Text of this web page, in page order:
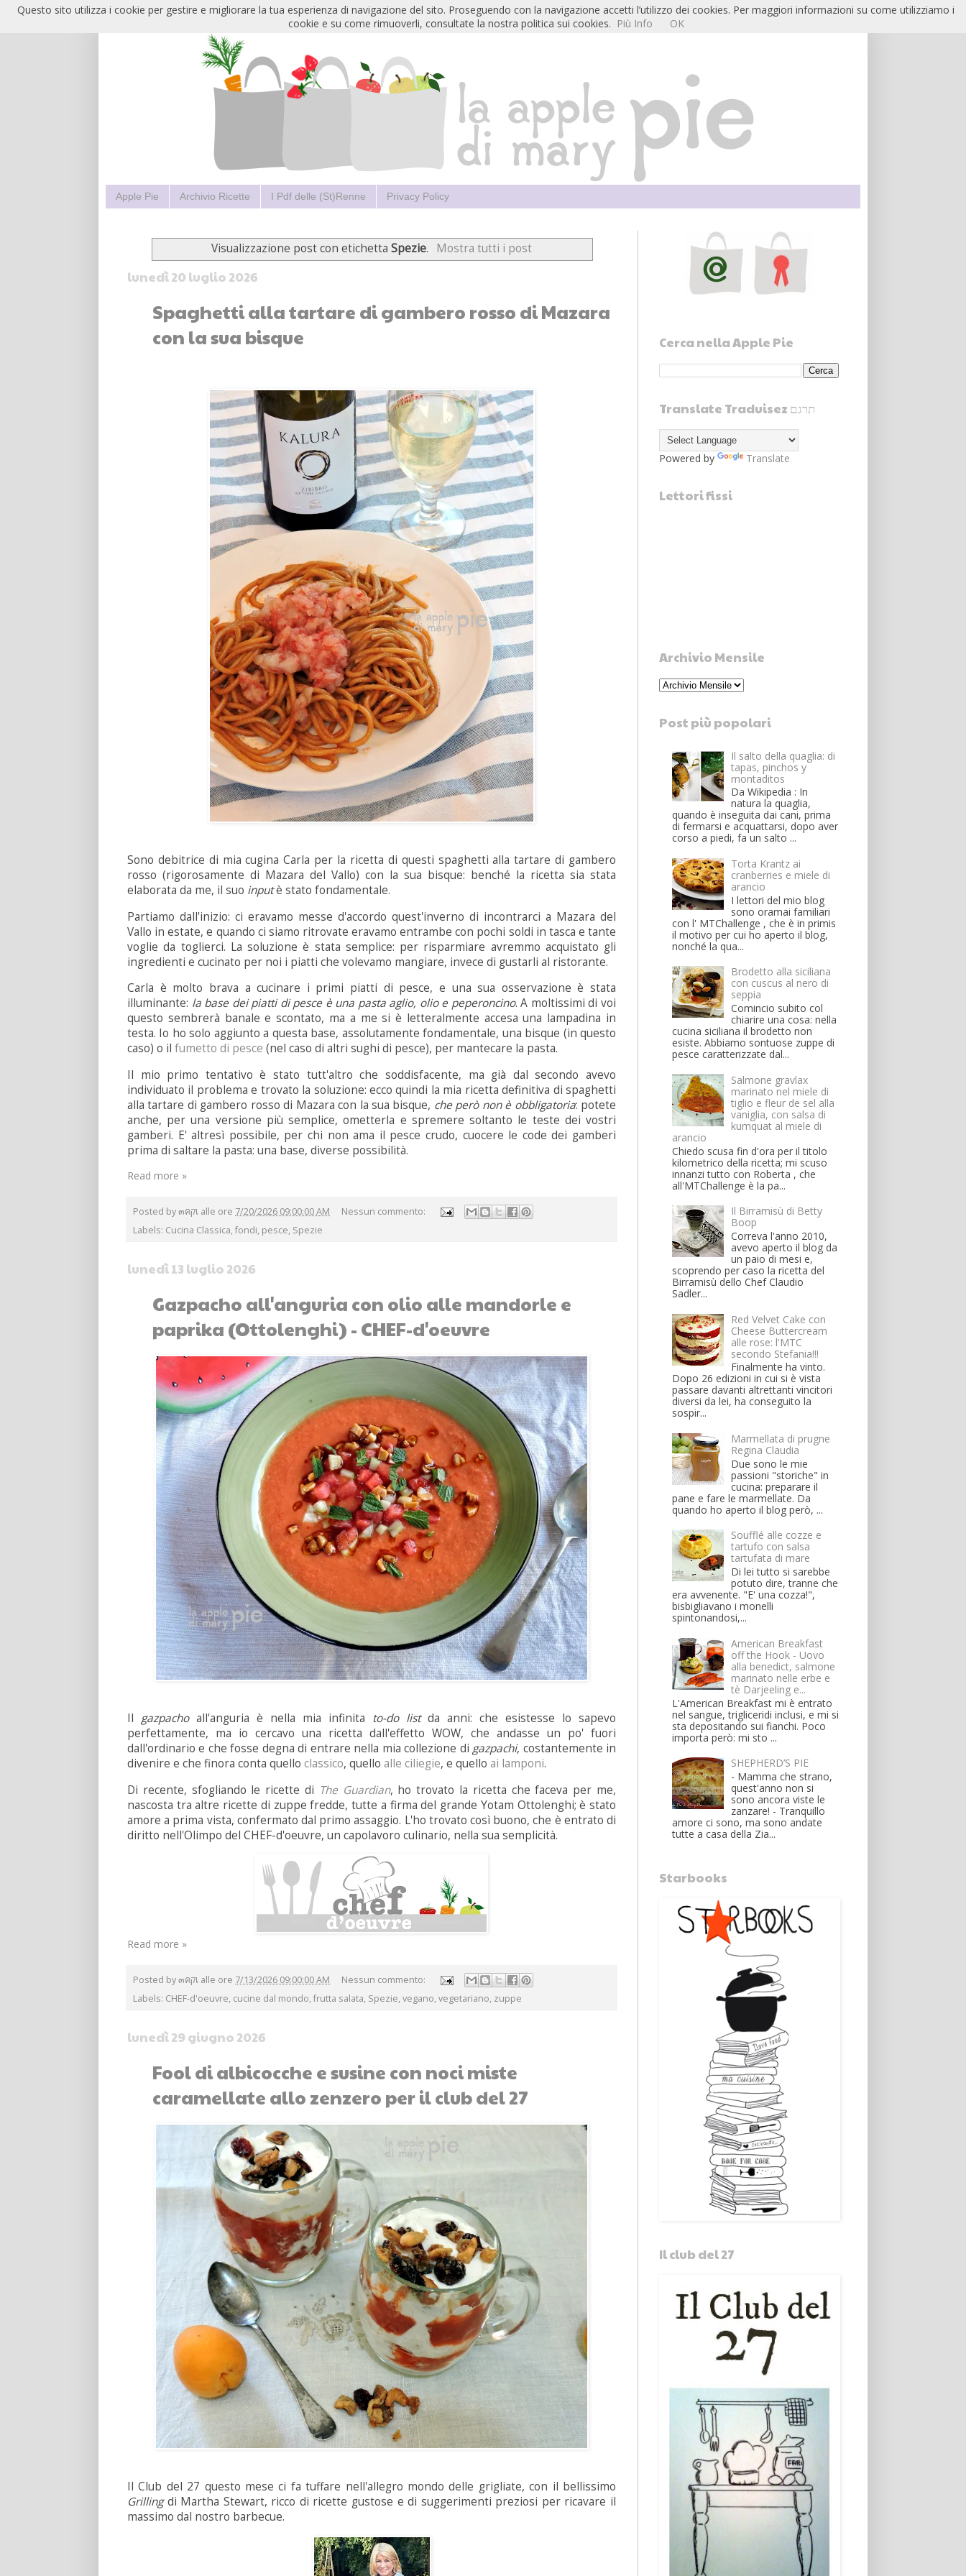
Apple Pie Archivio Ricette I Pdf delle (St)Renne Privacy Policy
Visualizzazione post con etichettaSpezie. Mostra tutti i post
lunedì 20 luglio 2026
Spaghetti alla tartare di gambero rosso di Mazara
con la sua bisque
Sono debitrice di mia cugina Carla per la ricetta di questi spaghetti alla tartare di gambero
rosso (rigorosamente di Mazara del Vallo) con la sua bisque: benché la ricetta sia stata
elaborata da me, il suo inputè stato fondamentale.
Partiamo dall'inizio: ci eravamo messe d'accordo quest'inverno di incontrarci a Mazara del
Vallo in estate, e quando ci siamo ritrovate eravamo entrambe con pochi soldi in tasca e tante
voglie da toglierci. La soluzione è stata semplice: per risparmiare avremmo acquistato gli
ingredienti e cucinato per noi i piatti che volevamo mangiare, invece di gustarli al ristorante.
Carla è molto brava a cucinare i primi piatti di pesce, e una sua osservazione è stata
illuminante: la base dei piatti di pesce è una pasta aglio, olio e peperoncino. A moltissimi di voi
questo sembrerà banale e scontato, ma a me si è letteralmente accesa una lampadina in
testa. Io ho solo aggiunto a questa base, assolutamente fondamentale, una bisque (in questo
caso) o il fumetto di pesce (nel caso di altri sughi di pesce), per mantecare la pasta.
Il mio primo tentativo è stato tutt'altro che soddisfacente, ma già dal secondo avevo
individuato il problema e trovato la soluzione: ecco quindi la mia ricetta definitiva di spaghetti
alla tartare di gambero rosso di Mazara con la sua bisque, che però non è obbligatoria: potete
anche, per una versione più semplice, ometterla e spremere soltanto le teste dei vostri
gamberi. E' altresì possibile, per chi non ama il pesce crudo, cuocere le code dei gamberi
prima di saltare la pasta: una base, diverse possibilità.
Read more »
Posted by ๓คקเ alle ore 7/20/2026 09:00:00 AM
Nessun commento:
Labels: Cucina Classica, fondi, pesce, Spezie
lunedì 13 luglio 2026
Gazpacho all'anguria con olio alle mandorle e
paprika (Ottolenghi) - CHEF-d'oeuvre
Il gazpachoall'anguria è nella mia infinita to-do listda anni: che esistesse lo sapevo
perfettamente, ma io cercavo una ricetta dall'effetto WOW, che andasse un po' fuori
dall'ordinario e che fosse degna di entrare nella mia collezione digazpachi, costantemente in
divenire e che finora conta quello classico, quello alle ciliegie, e quello ai lamponi.
Di recente, sfogliando le ricette di The Guardian, ho trovato la ricetta che faceva per me,
nascosta tra altre ricette di zuppe fredde, tutte a firma del grande Yotam Ottolenghi; è stato
amore a prima vista, confermato dal primo assaggio. L'ho trovato così buono, che è entrato di
diritto nell'Olimpo del CHEF-d'oeuvre, un capolavoro culinario, nella sua semplicità.
Read more »
Posted by ๓คקเ alle ore 7/13/2026 09:00:00 AM
Nessun commento:
Labels: CHEF-d'oeuvre, cucine dal mondo, frutta salata, Spezie, vegano, vegetariano, zuppe
lunedì 29 giugno 2026
Fool di albicocche e susine con noci miste
caramellate allo zenzero per il club del 27
Il Club del 27 questo mese ci fa tuffare nell'allegro mondo delle grigliate, con il bellissimo
Grillingdi Martha Stewart, ricco di ricette gustose e di suggerimenti preziosi per ricavare il
massimo dal nostro barbecue.
Cerca nella Apple Pie
Translate Traduisez תרגם
Powered by Translate
Lettori fissi
Archivio Mensile
Post più popolari
Il salto della quaglia: di
tapas, pinchos y
montaditos
Da Wikipedia : In
natura la quaglia,
quando è inseguita dai cani, prima
di fermarsi e acquattarsi, dopo aver
corso a piedi, fa un salto ...
Torta Krantz ai
cranberries e miele di
arancio
I lettori del mio blog
sono oramai familiari
con l' MTChallenge , che è in primis
il motivo per cui ho aperto il blog,
nonché la qua...
Brodetto alla siciliana
con cuscus al nero di
seppia
Comincio subito col
chiarire una cosa: nella
cucina siciliana il brodetto non
esiste. Abbiamo sontuose zuppe di
pesce caratterizzate dal...
Salmone gravlax
marinato nel miele di
tiglio e fleur de sel alla
vaniglia, con salsa di
kumquat al miele di
arancio
Chiedo scusa fin d'ora per il titolo
kilometrico della ricetta; mi scuso
innanzi tutto con Roberta , che
all'MTChallenge è la pa...
Il Birramisù di Betty
Boop
Correva l'anno 2010,
avevo aperto il blog da
un paio di mesi e,
scoprendo per caso la ricetta del
Birramisù dello Chef Claudio
Sadler...
Red Velvet Cake con
Cheese Buttercream
alle rose: l'MTC
secondo Stefania!!!
Finalmente ha vinto.
Dopo 26 edizioni in cui si è vista
passare davanti altrettanti vincitori
diversi da lei, ha conseguito la
sospir...
Marmellata di prugne
Regina Claudia
Due sono le mie
passioni "storiche" in
cucina: preparare il
pane e fare le marmellate. Da
quando ho aperto il blog però, ...
Soufflé alle cozze e
tartufo con salsa
tartufata di mare
Di lei tutto si sarebbe
potuto dire, tranne che
era avvenente. "E' una cozza!",
bisbigliavano i monelli
spintonandosi,...
American Breakfast
off the Hook - Uovo
alla benedict, salmone
marinato nelle erbe e
tè Darjeeling e...
L'American Breakfast mi è entrato
nel sangue, trigliceridi inclusi, e mi si
sta depositando sui fianchi. Poco
importa però: mi sto ...
SHEPHERD’S PIE
- Mamma che strano,
quest'anno non si
sono ancora viste le
zanzare! - Tranquillo
amore ci sono, ma sono andate
tutte a casa della Zia...
Starbooks
Il club del 27
Questo sito utilizza i cookie per gestire e migliorare la tua esperienza di navigazione del sito. Proseguendo con la navigazione accetti l’utilizzo dei cookies. Per maggiori informazioni su come utilizziamo i
cookie e su come rimuoverli, consultate la nostra politica sui cookies. Più Info OK